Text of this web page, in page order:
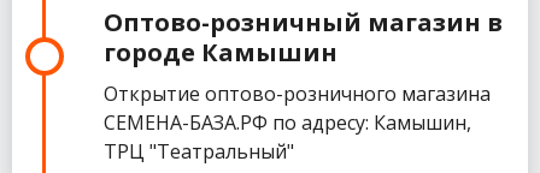
Оптово-розничный магазин в
городе Камышин
Открытие оптово-розничного магазина
СЕМЕНА-БАЗА.РФ по адресу: Камышин,
ТРЦ "Театральный"